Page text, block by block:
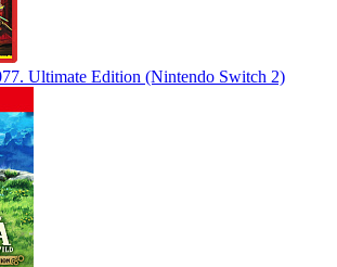
Ultimate Edition (Nintendo Switch 2)